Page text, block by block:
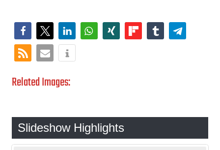
Related Images:
Slideshow Highlights